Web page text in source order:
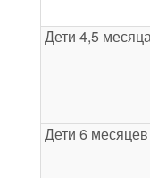
Дети 4,5
Дети 6 месяцев